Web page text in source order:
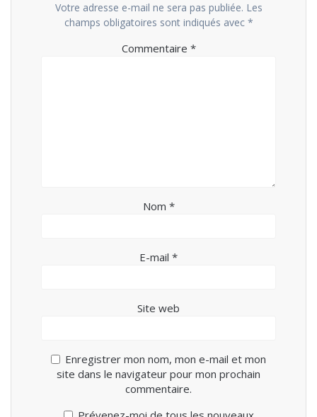
Votre adresse e-mail ne sera pas publiée. Les
champs obligatoires sont indiqués avec *
Commentaire *
Nom *
E-mail *
Site web
Enregistrer mon nom, mon e-mail et mon
site dans le navigateur pour mon prochain
commentaire.